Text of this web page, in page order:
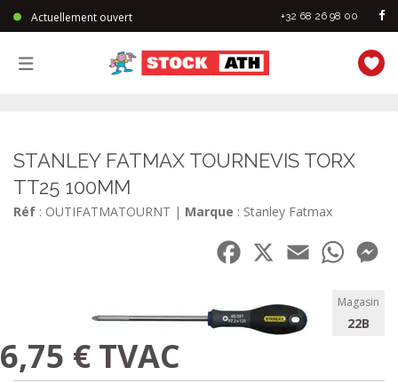
Actuellement ouvert +32 68 26 98 00
STANLEY FATMAX TOURNEVIS TORX
TT25 100MM
Réf : OUTIFATMATOURNT | Marque : Stanley Fatmax
Facebook
Email
Magasin
22B
6,75 € TVAC